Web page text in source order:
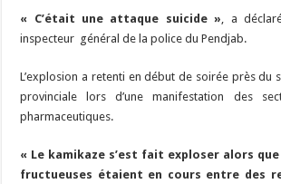
« C’était une attaque suicide », a
inspecteur général de la police du Pendjab.
L’explosion a retenti en début de soirée près du
provinciale lors d’une manifestation des
pharmaceutiques.
« Le kamikaze s’est fait exploser alors
fructueuses étaient en cours entre des